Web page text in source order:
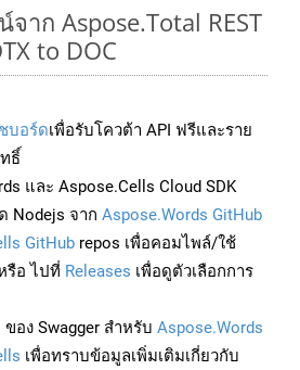
าก Aspose.Total REST
to DOC
บอร์ดเพื่อรับโควต้า API ฟรีและราย
ธิ์
และ Aspose.Cells Cloud SDK
Nodejs จาก Aspose.Words GitHub
GitHub repos เพื่อคอมไพล์/ใช้
รือ ไปที่ Releases เพื่อดูตัวเลือกการ
ของ Swagger สำหรับ Aspose.Words
เพื่อทราบข้อมูลเพิ่มเติมเกี่ยวกับ